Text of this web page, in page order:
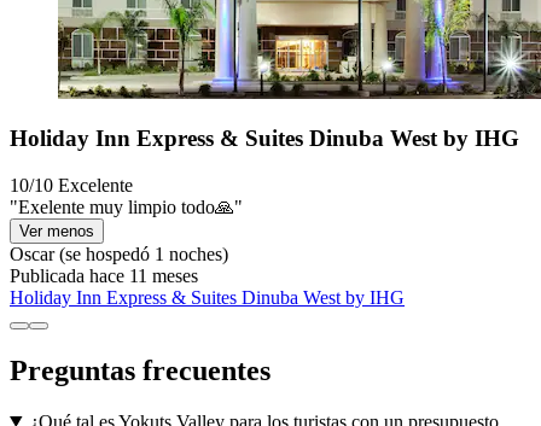
Holiday Inn Express & Suites Dinuba West by IHG
10/10 Excelente
"Exelente muy limpio todo🙏"
Ver menos
Oscar(se hospedó 1 noches)
Publicada hace 11 meses
Holiday Inn Express & Suites Dinuba West by IHG
Preguntas frecuentes
¿Qué tal es Yokuts Valley para los turistas con un presupuesto